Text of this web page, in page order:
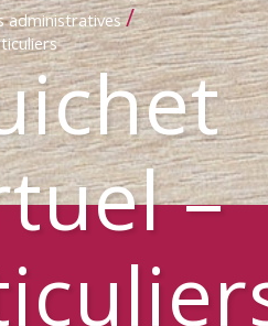
administratives /
–